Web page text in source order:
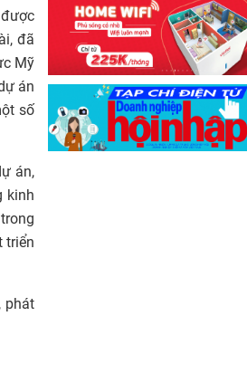
đã
Mỹ
án
số
án,
kinh
triển
phát